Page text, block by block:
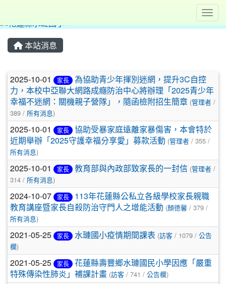
本站消息
文章列表
2025-10-01 家長
為協助青少年揮別迷網，提升3C自控
力，本校中亞聯大網路成癮防治中心將辦理「2025青少年
幸福不迷網：關機親子營隊」，隨函檢附招生簡章 (管理者 /
389 / 所有消息)
2025-10-01 家長
協助受暴家庭遠離家暴傷害，本會特於
近期舉辦「2025守護幸福分享愛」募款活動 (管理者 / 355 /
所有消息)
2025-10-01 家長 教育部與內政部致家長的一封信 (管理者 /
314 / 所有消息)
2024-10-07 家長
113年花蓮縣公私立各級學校家長親職
教育講座暨家長自殺防治守門人之增能活動 (顏德馨 / 379 /
所有消息)
2021-05-25 家長 水璉國小疫情期間課表 (訪客 / 1079 / 公告
欄)
2021-05-25 家長
花蓮縣壽豐鄉水璉國民小學因應「嚴重
特殊傳染性肺炎」補課計畫 (訪客 / 741 / 公告欄)